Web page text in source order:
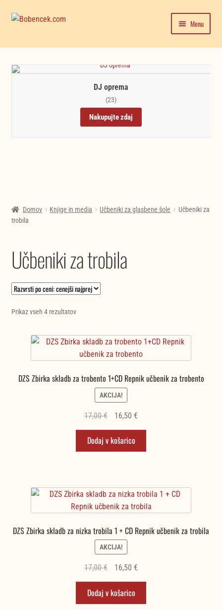
Skip
Skip
Menu
Domača stran
Moj račun
Novice in testi glasbil
DJ oprema
(23)
Nakupujte zdaj
Domov Knjige in media Učbeniki za glasbene šole
Učbeniki za
trobila
Učbeniki za trobila
Prikaz vseh 4 rezultatovRazvrščeno
od
najnižje
najvišje
DZS Zbirka skladb za trobento 1+CD Repnik učbenik za trobento
AKCIJA!
17,00€
Izvirna
je
bila:
16,50 €Trenutna
16,50 €.
Dodaj v košarico
DZS Zbirka skladb za nizka trobila 1 + CD Repnik učbenik za trobila
AKCIJA!
17,00€
Izvirna
cena
je
bila:
16,50 €Trenutna
cena
16,50 €.
Dodaj v košarico